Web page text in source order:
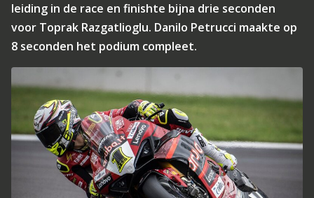
leiding in de race en finishte bijna drie seconden
voor Toprak Razgatlioglu. Danilo Petrucci maakte op
8 seconden het podium compleet.